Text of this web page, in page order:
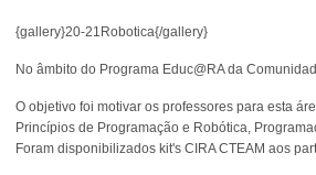
{gallery}20-21Robotica{/gallery}
No âmbito do Programa Educ@RA da
O objetivo foi motivar os professores para esta
Princípios de Programação e Robótica,
Foram disponibilizados kit's CIRA CTEAM aos